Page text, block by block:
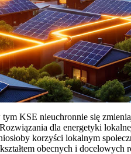
tym KSE nieuchronnie się
dla energetyki
korzyści lokalnym
obecnych i